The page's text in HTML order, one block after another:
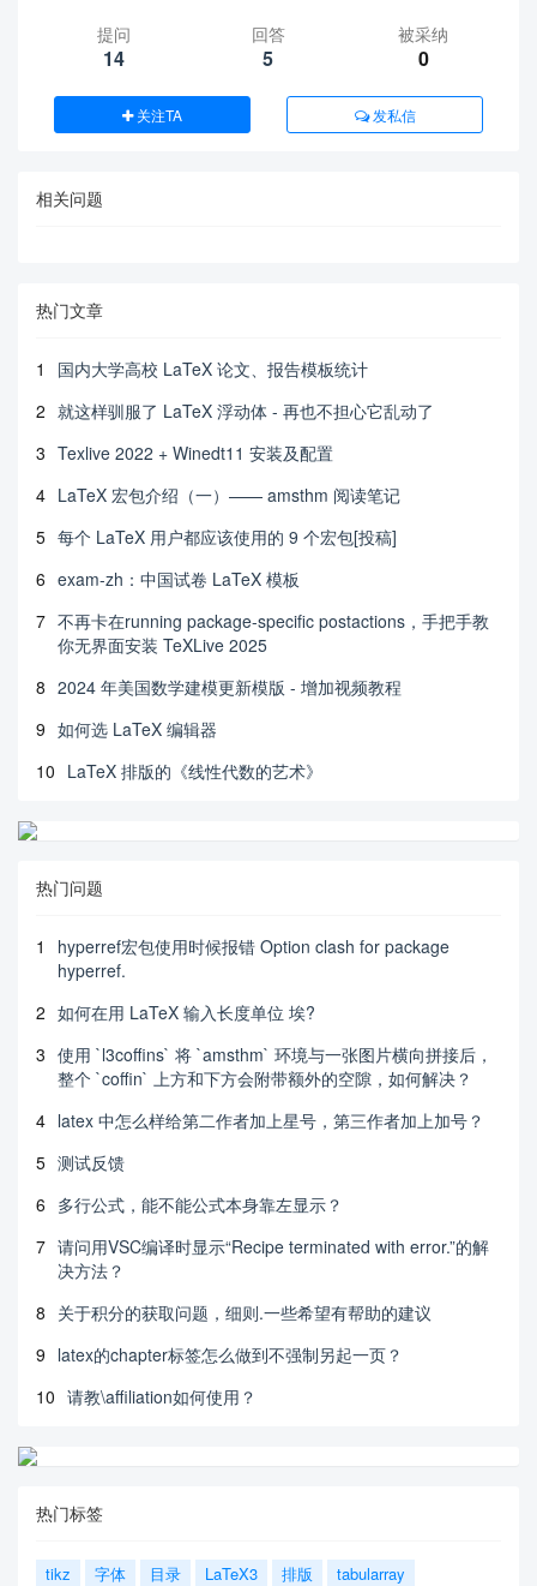
提问
14
回答
5
被采纳
0
关注TA 发私信
相关问题
热门文章
1
国内大学高校 LaTeX 论文、报告模板统计
2 就这样驯服了 LaTeX 浮动体 - 再也不担心它乱动了
3 Texlive 2022 + Winedt11 安装及配置
4 LaTeX 宏包介绍（一）—— amsthm 阅读笔记
5 每个 LaTeX 用户都应该使用的 9 个宏包[投稿]
6 exam-zh：中国试卷 LaTeX 模板
7 不再卡在running package-specific postactions，手把手教
你无界面安装 TeXLive 2025
8 2024 年美国数学建模更新模版 - 增加视频教程
9 如何选 LaTeX 编辑器
10 LaTeX 排版的《线性代数的艺术》
热门问题
1
hyperref宏包使用时候报错 Option clash for package
hyperref.
2 如何在用 LaTeX 输入长度单位 埃?
3 使用 `l3coffins` 将 `amsthm` 环境与一张图片横向拼接后，
整个 `coffin` 上方和下方会附带额外的空隙，如何解决？
4 latex 中怎么样给第二作者加上星号，第三作者加上加号？
5 测试反馈
6 多行公式，能不能公式本身靠左显示？
7 请问用VSC编译时显示“Recipe terminated with error.”的解
决方法？
8 关于积分的获取问题，细则.一些希望有帮助的建议
9 latex的chapter标签怎么做到不强制另起一页？
10 请教\affiliation如何使用？
热门标签
tikz 字体 目录 LaTeX3 排版
tabularray